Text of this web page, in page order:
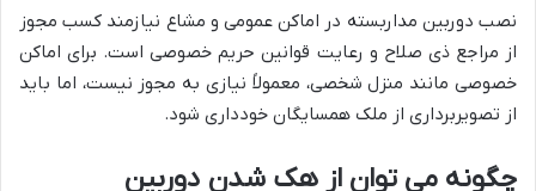
نصب دوربین مداربسته در اماکن عمومی و مشاع نیازمند کسب مجوز
از مراجع ذی صلاح و رعایت قوانین حریم خصوصی است. برای اماکن
خصوصی مانند منزل شخصی، معمولاً نیازی به مجوز نیست، اما باید
از تصویربرداری از ملک همسایگان خودداری شود.
چگونه می توان از هک شدن دوربین